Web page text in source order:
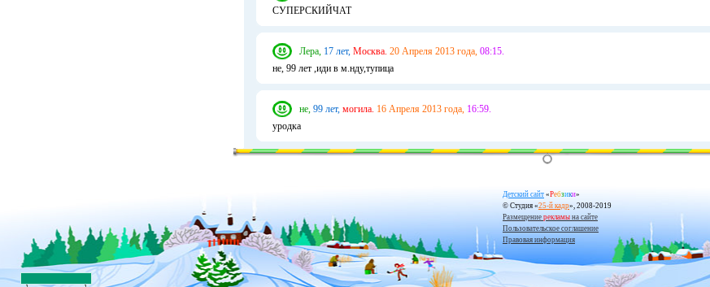
СУПЕРСКИЙЧАТ
Лера, 17 лет, Москва. 20 Апреля 2013 года, 08:15.
не, 99 лет ,иди в м.нду,тупица
не, 99 лет, могила. 16 Апреля 2013 года, 16:59.
уродка
Детский сайт «Ребзики»
© Студия «25-й кадр», 2008-2019
Размещение рекламы на сайте
Пользовательское соглашение
Правовая информация